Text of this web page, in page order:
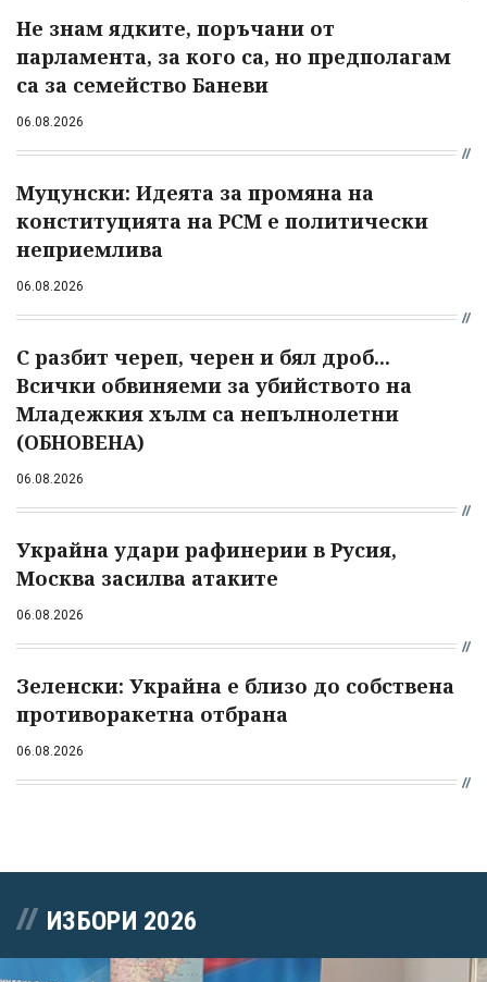
Не знам ядките, поръчани от
парламента, за кого са, но предполагам
са за семейство Баневи
06.08.2026
Муцунски: Идеята за промяна на
конституцията на РСМ е политически
неприемлива
06.08.2026
С разбит череп, черен и бял дроб...
Всички обвиняеми за убийството на
Младежкия хълм са непълнолетни
(ОБНОВЕНА)
06.08.2026
Украйна удари рафинерии в Русия,
Москва засилва атаките
06.08.2026
Зеленски: Украйна е близо до собствена
противоракетна отбрана
06.08.2026
ИЗБОРИ 2026